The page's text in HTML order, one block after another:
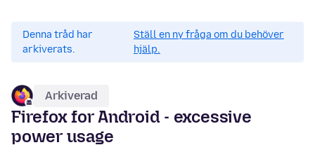
Denna tråd har
arkiverats.
Ställ en ny fråga om du behöver
hjälp.
Arkiverad
Firefox for Android - excessive
power usage